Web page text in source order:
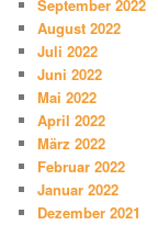
September 2022
August 2022
Juli 2022
Juni 2022
Mai 2022
April 2022
März 2022
Februar 2022
Januar 2022
Dezember 2021